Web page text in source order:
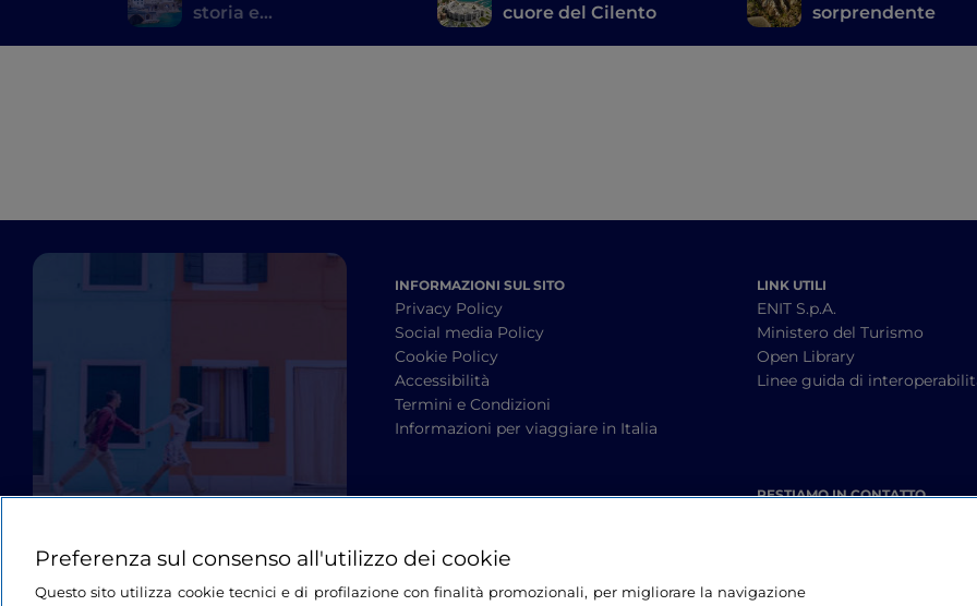
storia e
cuore del Cilento
sorprendente
INFORMAZIONI SUL SITO
Privacy Policy
Social media Policy
Cookie Policy
Accessibilità
Termini e Condizioni
Informazioni per viaggiare in Italia
LINK UTILI
ENIT S.p.A.
Ministero del Turismo
Open Library
Linee guida di
RESTIAMO IN CONTATTO
Preferenza sul consenso all'utilizzo dei cookie
Questo sito utilizza cookie tecnici e di profilazione con finalità promozionali, per migliorare la navigazione